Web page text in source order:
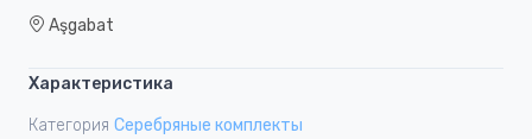
Aşgabat
Характеристика
Категория Серебряные комплекты